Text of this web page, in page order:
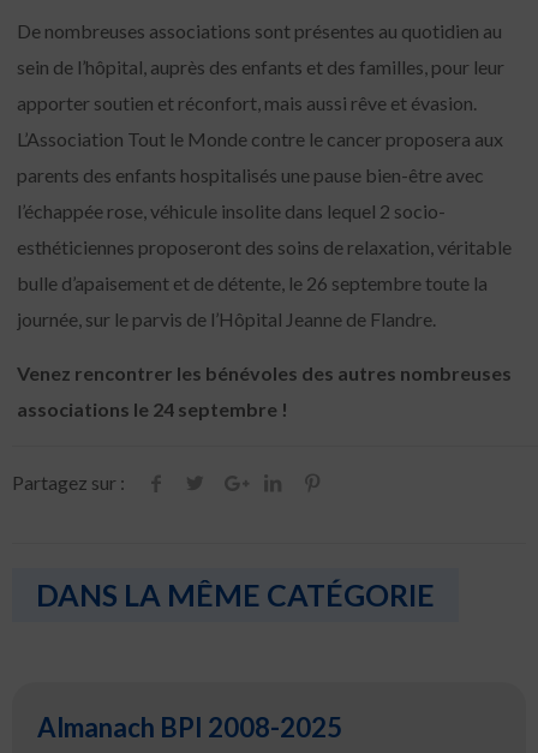
De nombreuses associations sont présentes au quotidien au
sein de l’hôpital, auprès des enfants et des familles, pour leur
apporter soutien et réconfort, mais aussi rêve et évasion.
L’Association Tout le Monde contre le cancer proposera aux
parents des enfants hospitalisés une pause bien-être avec
l’échappée rose, véhicule insolite dans lequel 2 socio-
esthéticiennes proposeront des soins de relaxation, véritable
bulle d’apaisement et de détente, le 26 septembre toute la
journée, sur le parvis de l’Hôpital Jeanne de Flandre.
Venez rencontrer les bénévoles des autres nombreuses
associations le 24 septembre !
Partagez sur :
DANS LA MÊME CATÉGORIE
Almanach BPI 2008-2025